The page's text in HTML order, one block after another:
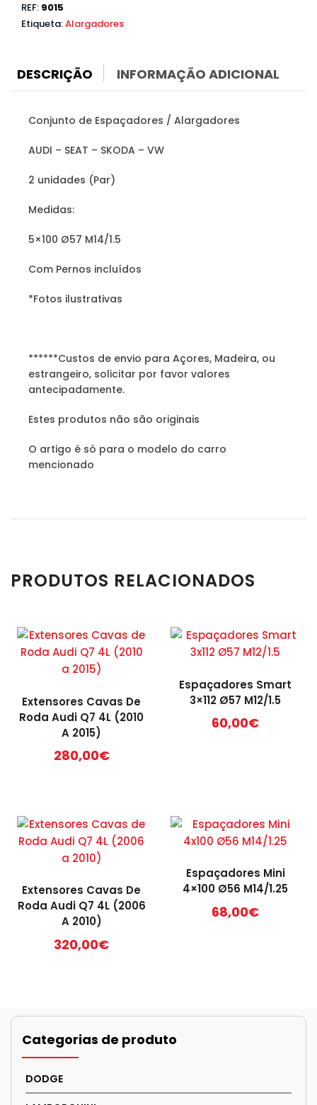
5x100
Ø57
REF: 9015
Etiqueta:Alargadores
DESCRIÇÃO INFORMAÇÃO ADICIONAL
Conjunto de Espaçadores / Alargadores
AUDI – SEAT – SKODA – VW
2 unidades (Par)
Medidas:
5×100 Ø57 M14/1.5
Com Pernos incluídos
*Fotos ilustrativas
******Custos de envio para Açores, Madeira, ou
estrangeiro, solicitar por favor valores
antecipadamente.
Estes produtos não são originais
O artigo é só para o modelo do carro
mencionado
PRODUTOS RELACIONADOS
Extensores Cavas De
Roda Audi Q7 4L (2010
A 2015)
280,00€
Espaçadores Smart
3×112 Ø57 M12/1.5
60,00€
The
options
may
be
chosen
on
Extensores Cavas De
Roda Audi Q7 4L (2006
A 2010)
320,00€
Espaçadores Mini
4×100 Ø56 M14/1.25
68,00€
The
Categorias de produto
DODGE